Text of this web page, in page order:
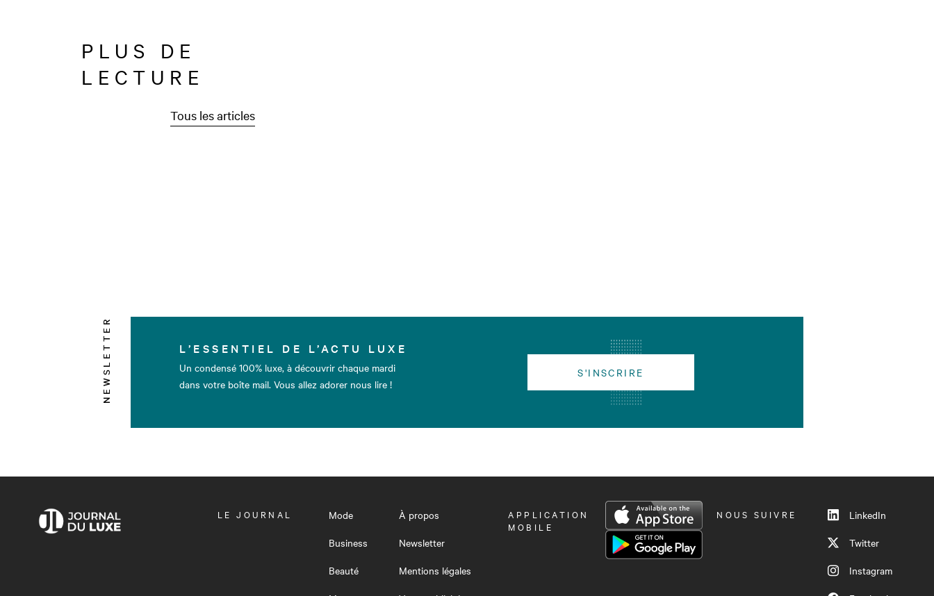
PLUS DE
LECTURE
Tous les articles
NEWSLETTER L’ESSENTIEL DE L’ACTU LUXE
Un condensé 100% luxe, à découvrir chaque mardi
dans votre boîte mail. Vous allez adorer nous lire !
S'INSCRIRE
OUVRIR
LE JOURNAL
Mode
Business
Beauté
À propos
Newsletter
Mentions légales
OUVRIR
LE
APPLICATION
MOBILE
NOUS SUIVRE
LinkedIn
Twitter
Instagram